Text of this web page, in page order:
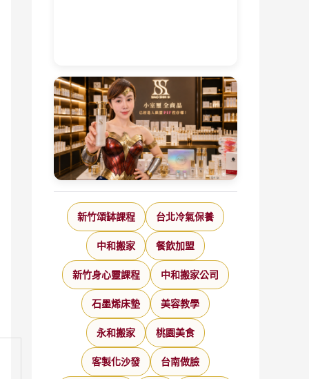
新竹頌缽課程 台北冷氣保養
中和搬家 餐飲加盟
新竹身心靈課程 中和搬家公司
石墨烯床墊 美容教學
永和搬家 桃園美食
客製化沙發 台南做臉